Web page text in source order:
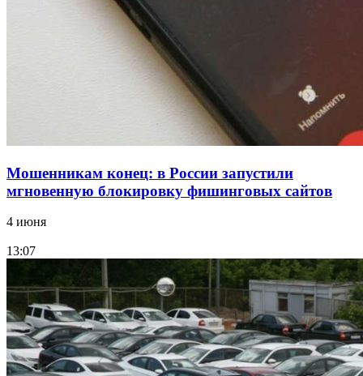
Волгоградские компании нарастили экспорт:
заключены контракты на 3,6 млн долларов
Мошенникам конец: в России запустили
мгновенную блокировку фишинговых сайтов
4 июня
13:07